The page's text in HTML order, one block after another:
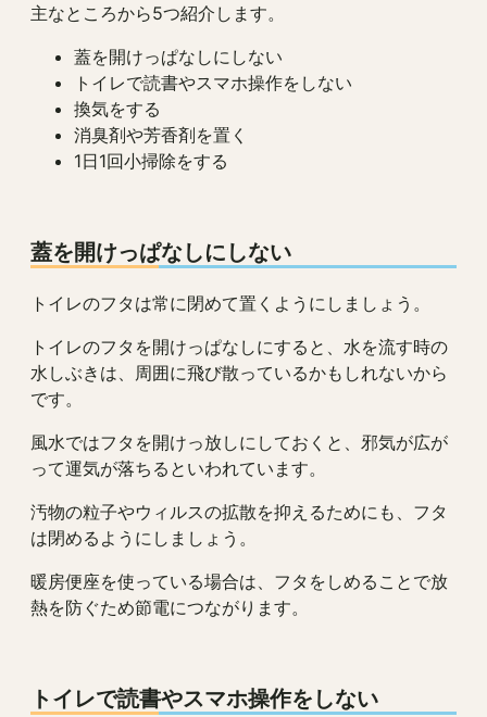
主なところから5つ紹介します。
蓋を開けっぱなしにしない
トイレで読書やスマホ操作をしない
換気をする
消臭剤や芳香剤を置く
1日1回小掃除をする
蓋を開けっぱなしにしない
トイレのフタは常に閉めて置くようにしましょう。
トイレのフタを開けっぱなしにすると、水を流す時の
水しぶきは、周囲に飛び散っているかもしれないから
です。
風水ではフタを開けっ放しにしておくと、邪気が広が
って運気が落ちるといわれています。
汚物の粒子やウィルスの拡散を抑えるためにも、フタ
は閉めるようにしましょう。
暖房便座を使っている場合は、フタをしめることで放
熱を防ぐため節電につながります。
トイレで読書やスマホ操作をしない